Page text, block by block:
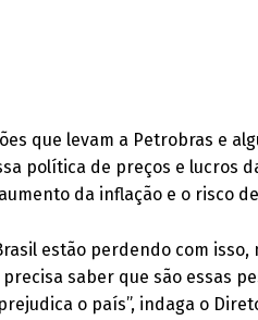
que levam a Petrobras e
política de preços e lucros
da inflação e o risco
estão perdendo com
saber que são essas
o país”, indaga o